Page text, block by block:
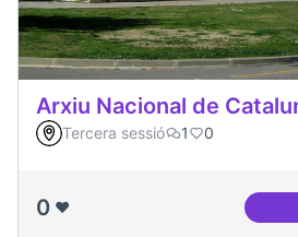
Arxiu Nacional de
Tercera sessió 1 0
0 ❤️